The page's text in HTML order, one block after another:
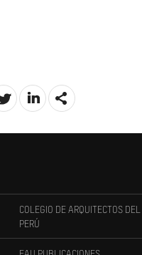
COLEGIO DE ARQUITECTOS DEL
PERÚ